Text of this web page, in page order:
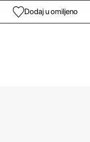
Dodaj u omiljeno